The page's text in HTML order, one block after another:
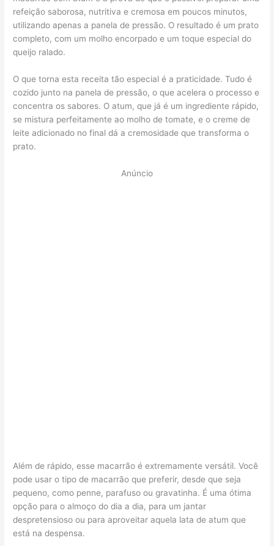
refeição saborosa, nutritiva e cremosa em poucos minutos,
utilizando apenas a panela de pressão. O resultado é um prato
completo, com um molho encorpado e um toque especial do
queijo ralado.
O que torna esta receita tão especial é a praticidade. Tudo é
cozido junto na panela de pressão, o que acelera o processo e
concentra os sabores. O atum, que já é um ingrediente rápido,
se mistura perfeitamente ao molho de tomate, e o creme de
leite adicionado no final dá a cremosidade que transforma o
prato.
Anúncio
Além de rápido, esse macarrão é extremamente versátil. Você
pode usar o tipo de macarrão que preferir, desde que seja
pequeno, como penne, parafuso ou gravatinha. É uma ótima
opção para o almoço do dia a dia, para um jantar
despretensioso ou para aproveitar aquela lata de atum que
está na despensa.